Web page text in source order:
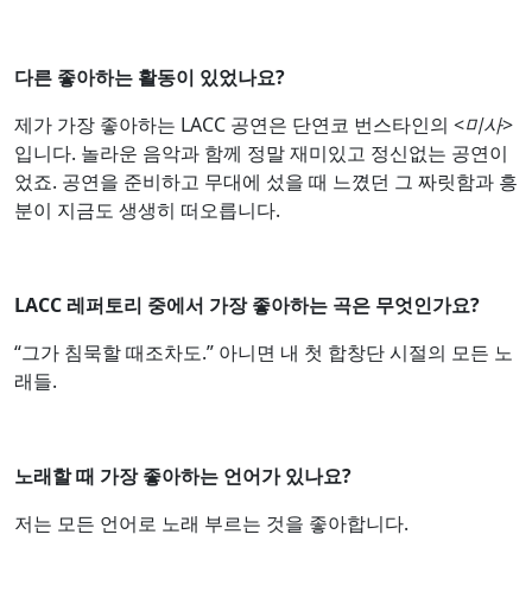
다른 좋아하는 활동이 있었나요?
제가 가장 좋아하는 LACC 공연은 단연코 번스타인의 <미사>
입니다. 놀라운 음악과 함께 정말 재미있고 정신없는 공연이
었죠. 공연을 준비하고 무대에 섰을 때 느꼈던 그 짜릿함과 흥
분이 지금도 생생히 떠오릅니다.
LACC 레퍼토리 중에서 가장 좋아하는 곡은 무엇인가요?
“그가 침묵할 때조차도.” 아니면 내 첫 합창단 시절의 모든 노
래들.
노래할 때 가장 좋아하는 언어가 있나요?
저는 모든 언어로 노래 부르는 것을 좋아합니다.